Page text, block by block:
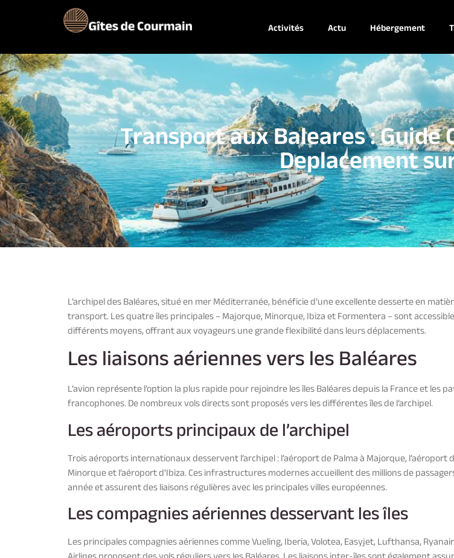
Activités Actu Hébergement
Transport aux Baleares : Guide
Deplacement
L’archipel des Baléares, situé en mer Méditerranée, bénéficie d’une excellente desserte en
transport. Les quatre îles principales – Majorque, Minorque, Ibiza et Formentera – sont
différents moyens, offrant aux voyageurs une grande flexibilité dans leurs déplacements.
Les liaisons aériennes vers les Baléares
L’avion représente l’option la plus rapide pour rejoindre les îles Baléares depuis la France et les
francophones. De nombreux vols directs sont proposés vers les différentes îles de l’archipel.
Les aéroports principaux de l’archipel
Trois aéroports internationaux desservent l’archipel : l’aéroport de Palma à Majorque, l’aéroport
Minorque et l’aéroport d’Ibiza. Ces infrastructures modernes accueillent des millions de
année et assurent des liaisons régulières avec les principales villes européennes.
Les compagnies aériennes desservant les îles
Les principales compagnies aériennes comme Vueling, Iberia, Volotea, Easyjet, Lufthansa,